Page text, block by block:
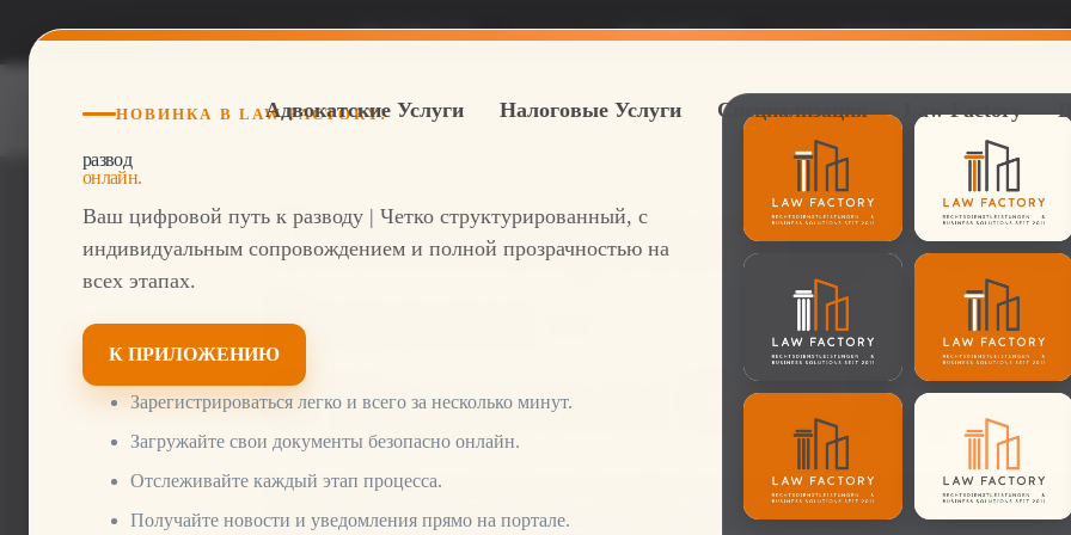
НОВИНКА В LAW FACTORY!
развод
онлайн.
Ваш цифровой путь к разводу | Четко структурированный, с
индивидуальным сопровождением и полной прозрачностью на
всех этапах.
К ПРИЛОЖЕНИЮ
Зарегистрироваться легко и всего за несколько минут.
Загружайте свои документы безопасно онлайн.
Отслеживайте каждый этап процесса.
Получайте новости и уведомления прямо на портале.
Телефон DE 069 264922420 Телефон RU 069 264922422 E-Mail: info@lawfactory-frankfurt.de
Адвокатские Услуги Налоговые Услуги Специализация Law Factory
Оптимизировать
Решения –
С Надежным
Счет
Кредитные рейтинги и скоринг приобретают все большее значение для
стоимости и имиджа фирмы и способны существенно осложнить развитие